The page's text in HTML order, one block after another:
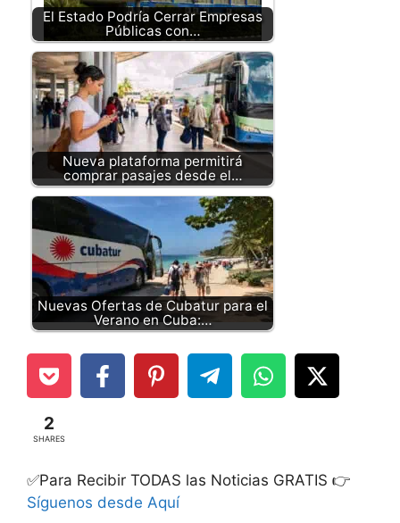
El Estado Podría Cerrar Empresas
Públicas con…
Nueva plataforma permitirá
comprar pasajes desde el…
Nuevas Ofertas de Cubatur para el
Verano en Cuba:…
2
SHARES
✅Para Recibir TODAS las Noticias GRATIS 👉
Síguenos desde Aquí